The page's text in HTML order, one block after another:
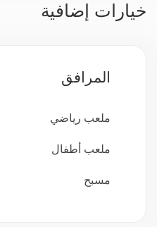
خيارات إضافية
المرافق
ملعب رياضي
ملعب أطفال
مسبح